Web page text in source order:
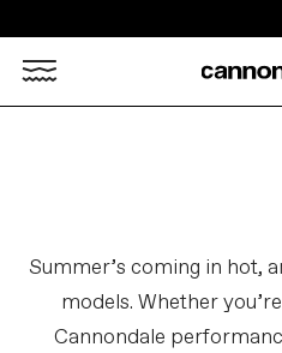
Summer’s coming in hot,
models. Whether
Cannondale